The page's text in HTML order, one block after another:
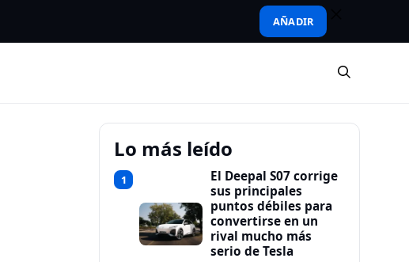
AÑADIR
Lo más leído
1
El Deepal S07 corrige
sus principales
puntos débiles para
convertirse en un
rival mucho más
serio de Tesla